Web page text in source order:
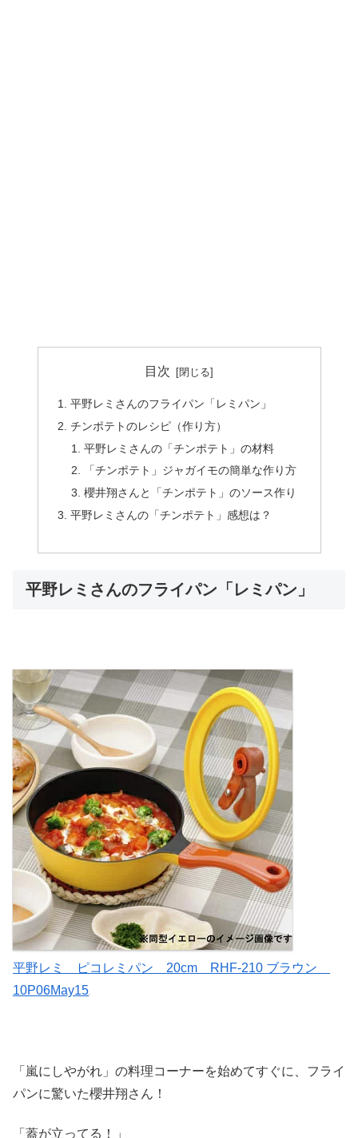
目次
平野レミさんのフライパン「レミパン」
チンポテトのレシピ（作り方）
平野レミさんの「チンポテト」の材料
「チンポテト」ジャガイモの簡単な作り方
櫻井翔さんと「チンポテト」のソース作り
平野レミさんの「チンポテト」感想は？
平野レミさんのフライパン「レミパン」
平野レミ ピコレミパン 20cm RHF-210 ブラウン
10P06May15
「嵐にしやがれ」の料理コーナーを始めてすぐに、フライ
パンに驚いた櫻井翔さん！
「蓋が立ってる！」